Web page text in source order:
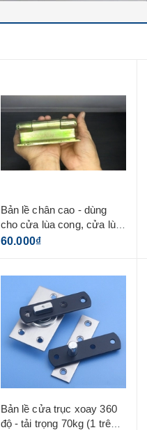
Bản lề chân cao - dùng
cho cửa lùa cong, cửa lùa
vuông góc
60.000₫
Bản lề cửa trục xoay 360
độ - tải trọng 70kg (1 trên +